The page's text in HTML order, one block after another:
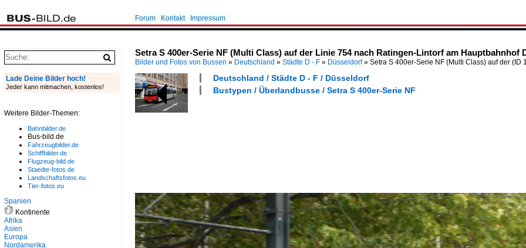
Forum Kontakt Impressum
Setra S 400er-Serie NF (Multi Class) auf der Linie 754 nach Ratingen-Lintorf am Hauptbahnhof
Bilder und Fotos von Bussen » Deutschland » Städte D - F » Düsseldorf» Setra S 400er-Serie NF (Multi Class) auf der (ID
Deutschland / Städte D - F / Düsseldorf
Bustypen / Überlandbusse / Setra S 400er-Serie NF
Lade Deine Bilder hoch!
Jeder kann mitmachen, kostenlos!
Weitere Bilder-Themen:
Bahnbilder.de
Bus-bild.de
Fahrzeugbilder.de
Schiffbilder.de
Flugzeug-bild.de
Staedte-fotos.de
Landschaftsfotos.eu
Tier-fotos.eu
Spanien
Kontinente
Afrika
Asien
Europa
Nordamerika